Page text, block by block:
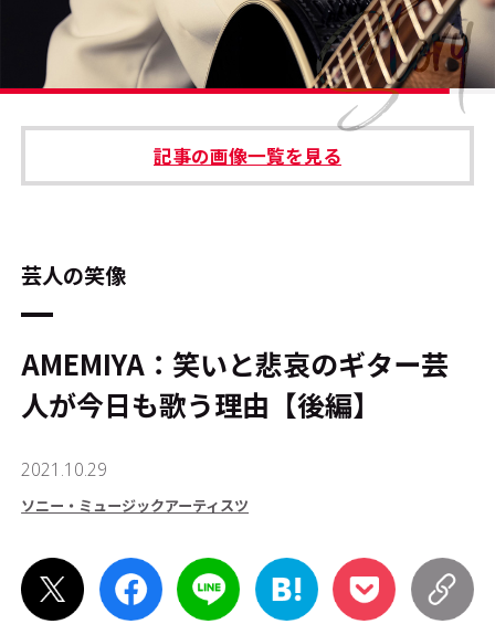
運営会社 プライバシーポリシー
本サイトご利用にあたって Cookie Settings
記事の画像一覧を見る
芸人の笑像
AMEMIYA：笑いと悲哀のギター芸
人が今日も歌う理由【後編】
2021.10.29
ソニー・ミュージックアーティスツ